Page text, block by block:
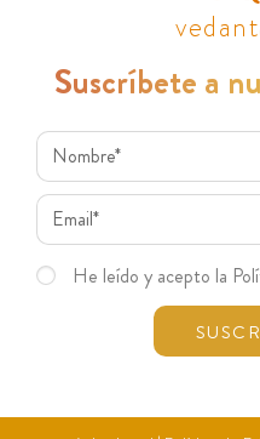
Suscríbete a
He leído y acepto la